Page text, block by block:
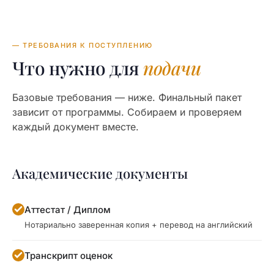
— ТРЕБОВАНИЯ К ПОСТУПЛЕНИЮ
Что нужно для подачи
Базовые требования — ниже. Финальный пакет
зависит от программы. Собираем и проверяем
каждый документ вместе.
Академические документы
Аттестат / Диплом
Нотариально заверенная копия + перевод на английский
Транскрипт оценок